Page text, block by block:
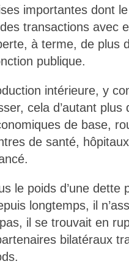
importantes dont
transactions avec
à terme, de plus
publique.
intérieure, y
cela d’autant plus
de base,
de santé,
le poids d’une dette
longtemps, il
il se trouvait en
bilatéraux